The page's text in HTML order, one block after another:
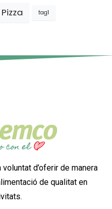
Pizza tag1
d’oferir de manera
de qualitat en